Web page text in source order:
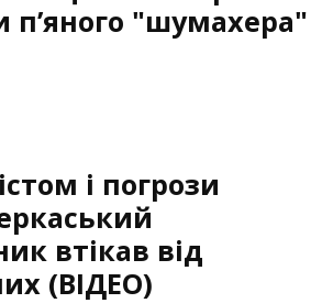
п’яного "шумахера"
і погрози
втікав від
(ВІДЕО)